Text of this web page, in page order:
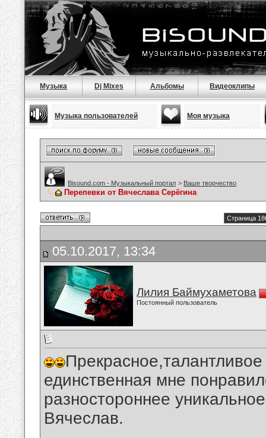
Музыка Dj Mixes Альбомы Видеоклипы
Музыка пользователей Моя музыка
Bisound.com - Музыкальный портал > Ваше творчество
Перепевки от Вячеслава Серёгина
Страница
05.10.2017, 13:34
Лилия Баймухаметова
Постоянный пользователь
единственная мне
разностороннее
Вячеслав.